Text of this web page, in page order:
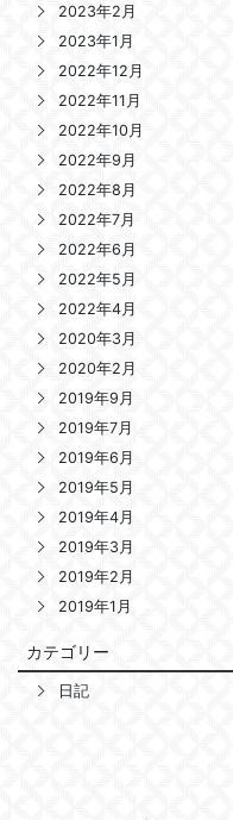
2023年2月
2023年1月
2022年12月
2022年11月
2022年10月
2022年9月
2022年8月
2022年7月
2022年6月
2022年5月
2022年4月
2020年3月
2020年2月
2019年9月
2019年7月
2019年6月
2019年5月
2019年4月
2019年3月
2019年2月
2019年1月
カテゴリー
日記